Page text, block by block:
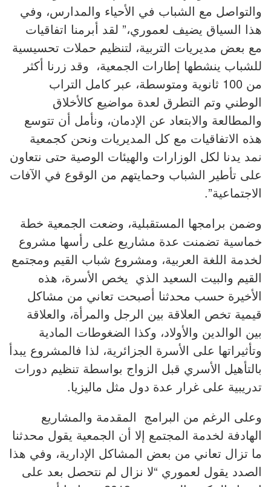
والتواصل مع الشباب في الأحياء والمدارس، وفي
هذا السياق يضيف لعموري،” لقد أبرمنا اتفاقيات
مع بعض مديريات التربية، لتنظيم حملات تحسيسية
للشباب ينشطها إطارات الجمعية، وقد زرنا أكثر
من 100 ثانوية ومتوسطة، عبر كامل التراب
الوطني وتم التطرق لعدة مواضيع كالأخلاق
والمطالعة والابتعاد عن الإدمان، ونأمل أن تتوسع
هذه الاتفاقيات مع كل المديريات ونحن كجمعية
نمد يدنا لكل الوزارات والهيئات الوصية حتى نتعاون
على تأطير الشباب وحمايتهم من الوقوع في الآفات
الاجتماعية”.
وضمن برامجها المستقبلية، وضعت الجمعية خطة
خماسية تضمنت عدة مشاريع على رأسها مشروع
لخدمة اللغة العربية، ومشروع شباب القيم ومجتمع
القيم والبيت السعيد الذي يخص الأسرة، هذه
الأخيرة حسب محدثنا أصبحت تعاني من مشاكل
قيمية تخص العلاقة بين الرجل والمرأة، والعلاقة
بين الوالدين والأولاد، وكذا الضغوطات المادية
وتأثيراتها على الأسرة الجزائرية، لذا فالمشروع يبدأ
بالتأهيل الأسري قبل الزواج بواسطة تنظيم دورات
تدريبية على غرار عدة دول مثل ماليزيا.
وعلى الرغم من البرامج المقدمة والمشاريع
الهادفة لخدمة المجتمع إلا أن الجمعية يقول محدثنا
ما تزال تعاني من بعض المشاكل الإدارية، وفي هذا
الصدد يقول لعموري “لا نزال لم نتحصل بعد على